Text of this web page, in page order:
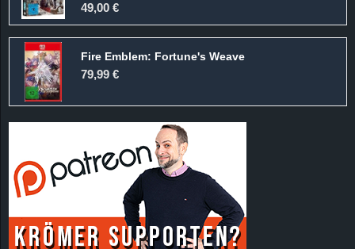
49,00 €
Fire Emblem: Fortune's Weave
79,99 €